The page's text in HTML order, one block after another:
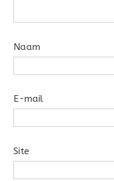
Naam
E-mail
Site